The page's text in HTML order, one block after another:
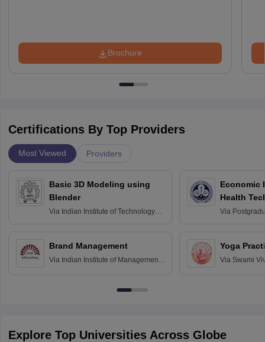
Brochure
Certifications By Top Providers
Most Viewed Providers
Basic 3D Modeling using
Blender
Via Indian Institute of Technology
Brand Management
Via Indian Institute of Management
Economic
Health
Via
Yoga
Via Swami
Explore Top Universities Across Globe